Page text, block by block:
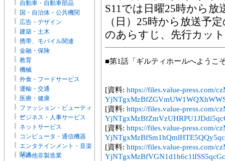
自動車・自動車部品
国・自治体・公共機関
広告・デザイン
建築・土木
携帯、モバイル関連
金融・保険
教育
機械
外食・フードサービス
運輸・交通
医療・健康
ファッション・ビューティ
ー
ビジネス・人事サービス
ネットサービス
コンピュータ・通信機器
エンタテインメント・音楽
関連
その他非製造業
S11では日曜25時から放
（日）25時から放送予
のあらすじ、先行カッ
■第1話「ギルティホールへようこ
[資料: https://files.value-press.com/
[資料: https://files.value-press.com/
[資料: https://files.value-press.com/
[資料: https://files.value-press.com/